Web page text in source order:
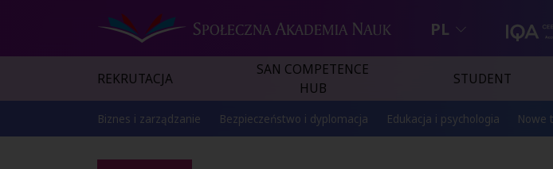
PL
REKRUTACJA
SAN COMPETENCE
HUB
STUDENT
Biznes i zarządzanie Bezpieczeństwo i dyplomacja Edukacja i psychologia Nowe